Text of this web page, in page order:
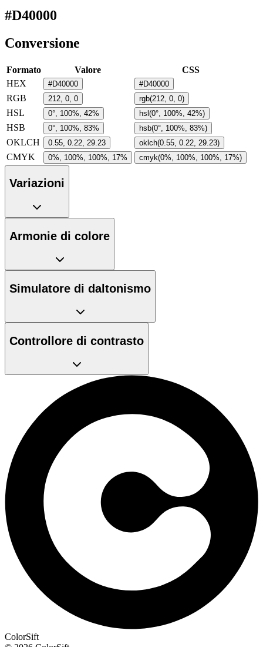
#D40000
Conversione
Formato Valore
CSS
HEX
#D40000 #D40000
RGB 212, 0, 0 rgb(212, 0, 0)
HSL 0°, 100%, 42% hsl(0°, 100%, 42%)
HSB 0°, 100%, 83% hsb(0°, 100%, 83%)
OKLCH 0.55, 0.22, 29.23 oklch(0.55, 0.22, 29.23)
CMYK 0%, 100%, 100%, 17% cmyk(0%, 100%, 100%, 17%)
Variazioni
Armonie di colore
Simulatore di daltonismo
Controllore di contrasto
ColorSift